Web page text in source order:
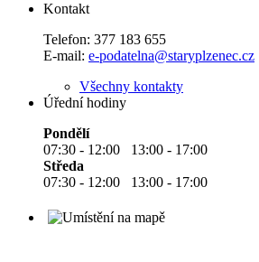
Kontakt
Telefon: 377 183 655
E-mail: e-podatelna@staryplzenec.cz
Všechny kontakty
Úřední hodiny
Pondělí
07:30 - 12:00 13:00 - 17:00
Středa
07:30 - 12:00 13:00 - 17:00